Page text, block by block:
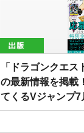
「ドラゴンクエ
の最新情報を掲
てくるVジャンプ7